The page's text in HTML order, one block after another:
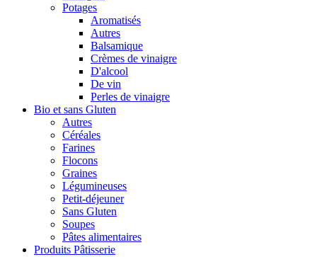
Potages
Aromatisés
Autres
Balsamique
Crèmes de vinaigre
D'alcool
De vin
Perles de vinaigre
Bio et sans Gluten
Autres
Céréales
Farines
Flocons
Graines
Légumineuses
Petit-déjeuner
Sans Gluten
Soupes
Pâtes alimentaires
Produits Pâtisserie